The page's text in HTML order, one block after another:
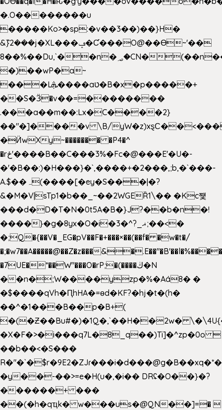
�.O��������u
�����Ko>�sp:�v��3��)��}H�
&݉}2���j�XL���ݡ�Ƈ���O@��Ɵ~'��
8��%��Du,`��n�؃�CN�(��n��ւ���B�9��
�)��wP�a~
���Lܞ����aט�B�x�p�����+
��S�Ӟ�v��=��������
.���a��m��:Lx�C����2}
��"�]����v \B/
�ӤwXy~������� �P4�^
�rځ'����B��C���3%�Fc�@���E'�U�-
�'�B��:)�H���}�`,����+�2���,;b,�`���-
A.$��ہ(����[�ey�S���|�?
&�M�V|sTp1�b��_~��2WGEȐ1\�� �Kc쩇
���d�D�T�N�0t5A�B�}J?��b�n�!
����}�g�8yx�O�i�3�^?_ޣ;��<�
�;Q�{��V�_EG�pV��F�+���×��(��f� �w�t�/
�;�w7��A�����@��Z�z���
�7UE�*��W"���O�rP;�(����ڬ�N
��n�;W����yzp�%�Aá8� �
�$����qVh�ԤhHA�=ɵd�KF?�hj�t�(h�
��^�1���B��p�B+(
�(�Ƶ��Bu#�)�1Q�,`��H��2w�
�X�F�>�i���q7L�8_q��)Ti]�^zp�0o 
��b��<�S���
�y��-��>=e�H(u�,�i�� DRʢ�O��}�?
������+ ���
��(�h�qҵk� w���us�@QN��]=� 